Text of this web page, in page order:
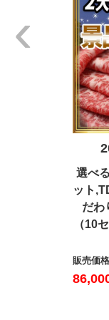
選べ
ット
だわ
（10
販売価格
‹